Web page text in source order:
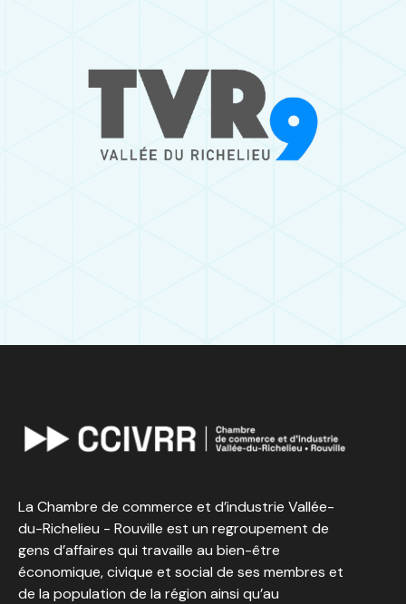
La Chambre de commerce et d’industrie Vallée-
du-Richelieu - Rouville est un regroupement de
gens d’affaires qui travaille au bien-être
économique, civique et social de ses membres et
de la population de la région ainsi qu’au